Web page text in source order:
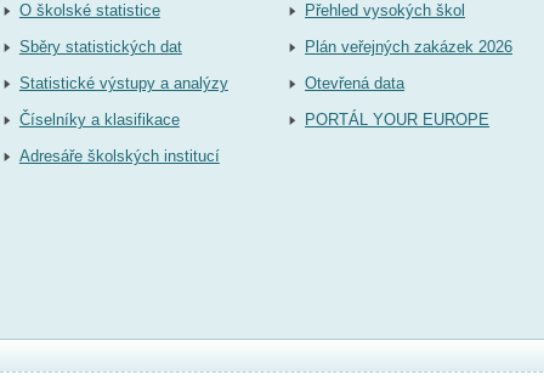
O školské statistice
Sběry statistických dat
Statistické výstupy a analýzy
Číselníky a klasifikace
Adresáře školských institucí
Přehled vysokých škol
Plán veřejných zakázek 2026
Otevřená data
PORTÁL YOUR EUROPE